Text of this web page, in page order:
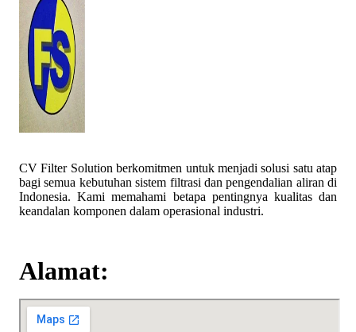
CV Filter Solution berkomitmen untuk menjadi solusi satu atap
bagi semua kebutuhan sistem filtrasi dan pengendalian aliran di
Indonesia. Kami memahami betapa pentingnya kualitas dan
keandalan komponen dalam operasional industri.
Alamat: